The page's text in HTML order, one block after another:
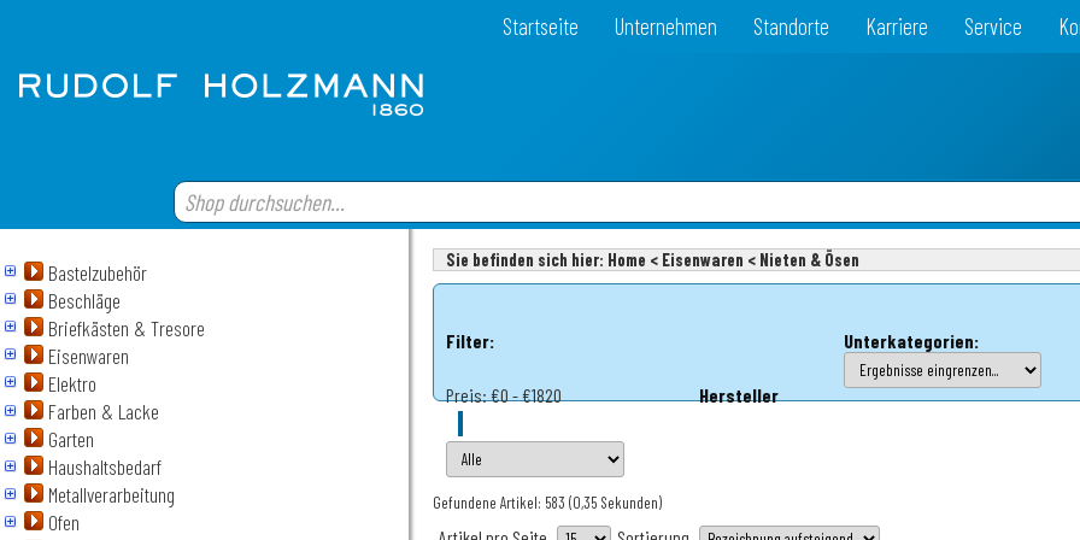
Startseite Unternehmen Standorte Karriere Service
Bastelzubehör
Beschläge
Briefkästen & Tresore
Eisenwaren
Elektro
Farben & Lacke
Garten
Haushaltsbedarf
Metallverarbeitung
Ofen
Sie befinden sich hier: Home < Eisenwaren < Nieten & Ösen
Filter:
Preis:€0 - €1820 Hersteller
Unterkategorien:
Gefundene Artikel: 583 (0,35 Sekunden)